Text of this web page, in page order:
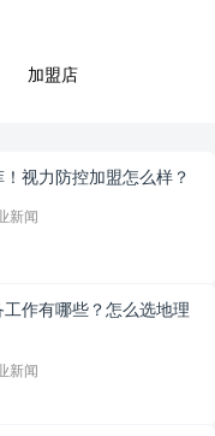
加盟店
视力防控加盟怎么样？
新闻
作有哪些？怎么选地理
新闻